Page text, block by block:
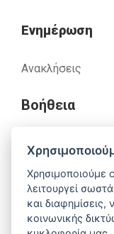
Ενημέρωση
Ανακλήσεις
Βοήθεια
210
Χρησιμοποιούμε
λειτουργεί
και
κοινωνικής